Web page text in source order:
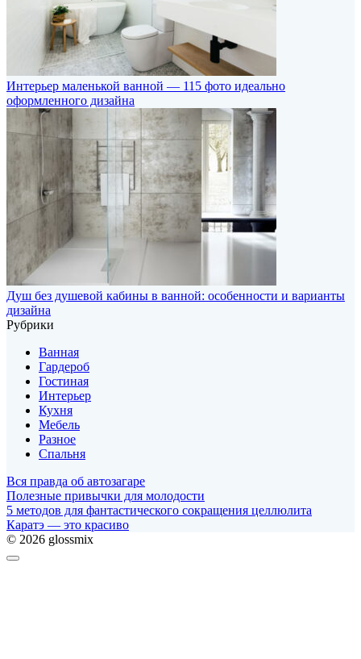
Интерьер маленькой ванной — 115 фото идеально
оформленного дизайна
Душ без душевой кабины в ванной: особенности и варианты
дизайна
Рубрики
Ванная
Гардероб
Гостиная
Интерьер
Кухня
Мебель
Разное
Спальня
Вся правда об автозагаре
Полезные привычки для молодости
5 методов для фантастического сокращения целлюлита
Каратэ — это красиво
© 2026 glossmix